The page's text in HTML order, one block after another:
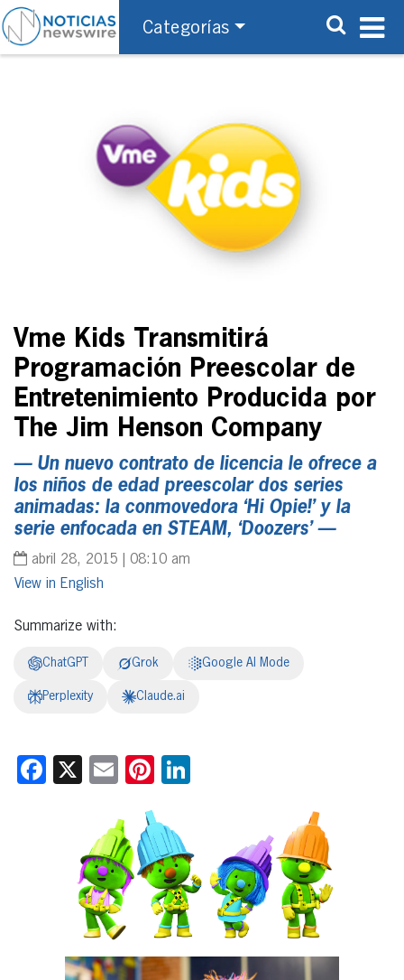
Categorías
Vme Kids Transmitirá
Programación Preescolar de
Entretenimiento Producida por
The Jim Henson Company
— Un nuevo contrato de licencia le ofrece a
los niños de edad preescolar dos series
animadas: la conmovedora ‘Hi Opie!’ y la
serie enfocada en STEAM, ‘Doozers’ —
abril 28, 2015 | 08:10 am
English
Summarize with:
ChatGPT Grok Google AI Mode
Perplexity Claude.ai
Facebook
X EmailPinterest